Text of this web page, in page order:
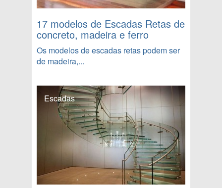
17 modelos de Escadas Retas de
concreto, madeira e ferro
Os modelos de escadas retas podem ser
de madeira,...
Escadas